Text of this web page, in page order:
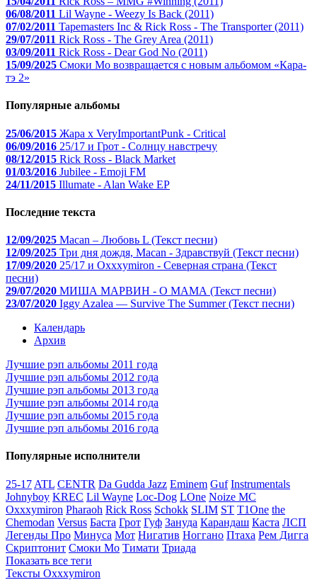
06/08/2011 Lil Wayne - Weezy Is Back (2011)
07/02/2011 Tapemasters Inc & Rick Ross - The Transporter (2011)
29/07/2011 Rick Ross - The Grey Area (2011)
03/09/2011 Rick Ross - Dear God No (2011)
15/09/2025 Смоки Мо возвращается с новым альбомом «Кара-
тэ 2»
Популярные альбомы
25/06/2015 Жара x VeryImportantPunk - Critical
06/09/2016 25/17 и Грот - Солнцу навстречу
08/12/2015 Rick Ross - Black Market
01/03/2016 Jubilee - Emoji FM
24/11/2015 Illumate - Alan Wake EP
Последние текста
12/09/2025 Macan – Любовь L (Текст песни)
12/09/2025 Три дня дождя, Macan - Здравствуй (Текст песни)
17/09/2020 25/17 и Oxxxymiron - Северная страна (Текст
песни)
29/07/2020 МИША МАРВИН - О МАМА (Текст песни)
23/07/2020 Iggy Azalea — Survive The Summer (Текст песни)
Календарь
Архив
Лучшие рэп альбомы 2011 года
Лучшие рэп альбомы 2012 года
Лучшие рэп альбомы 2013 года
Лучшие рэп альбомы 2014 года
Лучшие рэп альбомы 2015 года
Лучшие рэп альбомы 2016 года
Популярные исполнители
25-17 ATL CENTR Da Gudda Jazz Eminem Guf Instrumentals
Johnyboy KREC Lil Wayne Loc-Dog LOne Noize MC
Oxxxymiron Pharaoh Rick Ross Schokk SLIM ST T1One the
Chemodan Versus Баста Грот Гуф Зануда Карандаш Каста ЛСП
Легенды Про Минуса Мот Нигатив Ноггано Птаха Рем Дигга
Скриптонит Смоки Мо Тимати Триада
Показать все теги
Тексты Oxxxymiron